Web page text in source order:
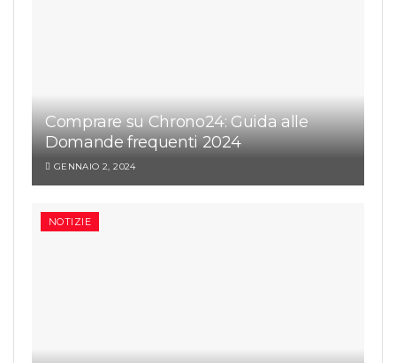
Comprare su Chrono24: Guida alle
Domande frequenti 2024
GENNAIO 2, 2024
NOTIZIE